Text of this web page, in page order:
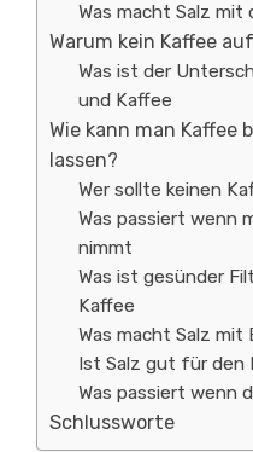
Was macht Salz mit
Warum kein Kaffee
Was ist der
und Kaffee
Wie kann man Kaffee
lassen?
Wer sollte keinen
Was passiert wenn
nimmt
Was ist gesünder
Kaffee
Was macht Salz mit
Ist Salz gut für den
Was passiert wenn
Schlussworte